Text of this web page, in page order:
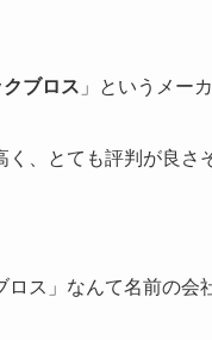
クブロス 」というメー
く、とても評判が良さ
ロス」なんて名前の会